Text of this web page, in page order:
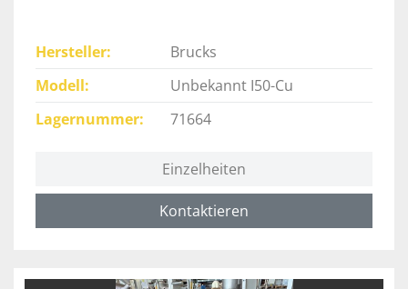
Hersteller
Brucks
Modell
Unbekannt I50-Cu
Lagernummer
71664
Einzelheiten
Kontaktieren